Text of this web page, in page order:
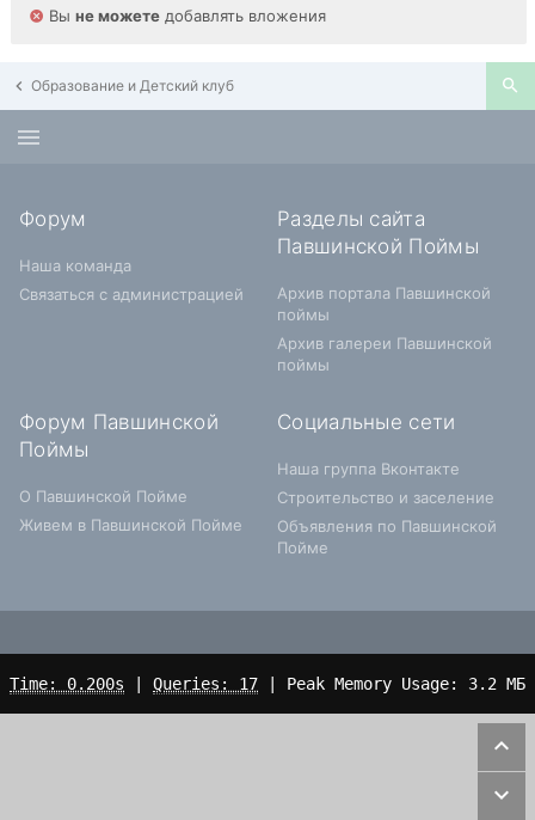
Вы не можете добавлять вложения
Образование и Детский клуб
Форум
Наша команда
Связаться с администрацией
Разделы сайта
Павшинской Поймы
Архив портала Павшинской
поймы
Архив галереи Павшинской
поймы
Форум Павшинской
Поймы
О Павшинской Пойме
Живем в Павшинской Пойме
Социальные сети
Наша группа Вконтакте
Строительство и заселение
Объявления по Павшинской
Пойме
Time: 0.200s Queries: 17 | Peak Memory Usage: 3.2 МБ